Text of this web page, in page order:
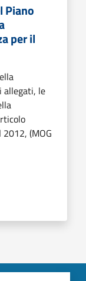
Piano
per il
allegati, le
(MOG